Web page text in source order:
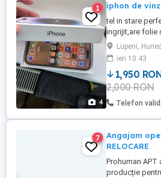
4
1 iphon de
tel in stare
ingrijit,are folie
in Lupeni,
ieri 10:43
1,950
2,000 RON
Telefon
7
Angajam
RELOCARE
Prohuman
producție